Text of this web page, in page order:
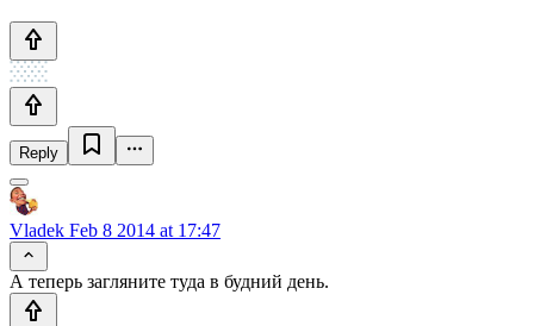
Reply
Vladek Feb 8 2014 at 17:47
А теперь загляните туда в будний день.